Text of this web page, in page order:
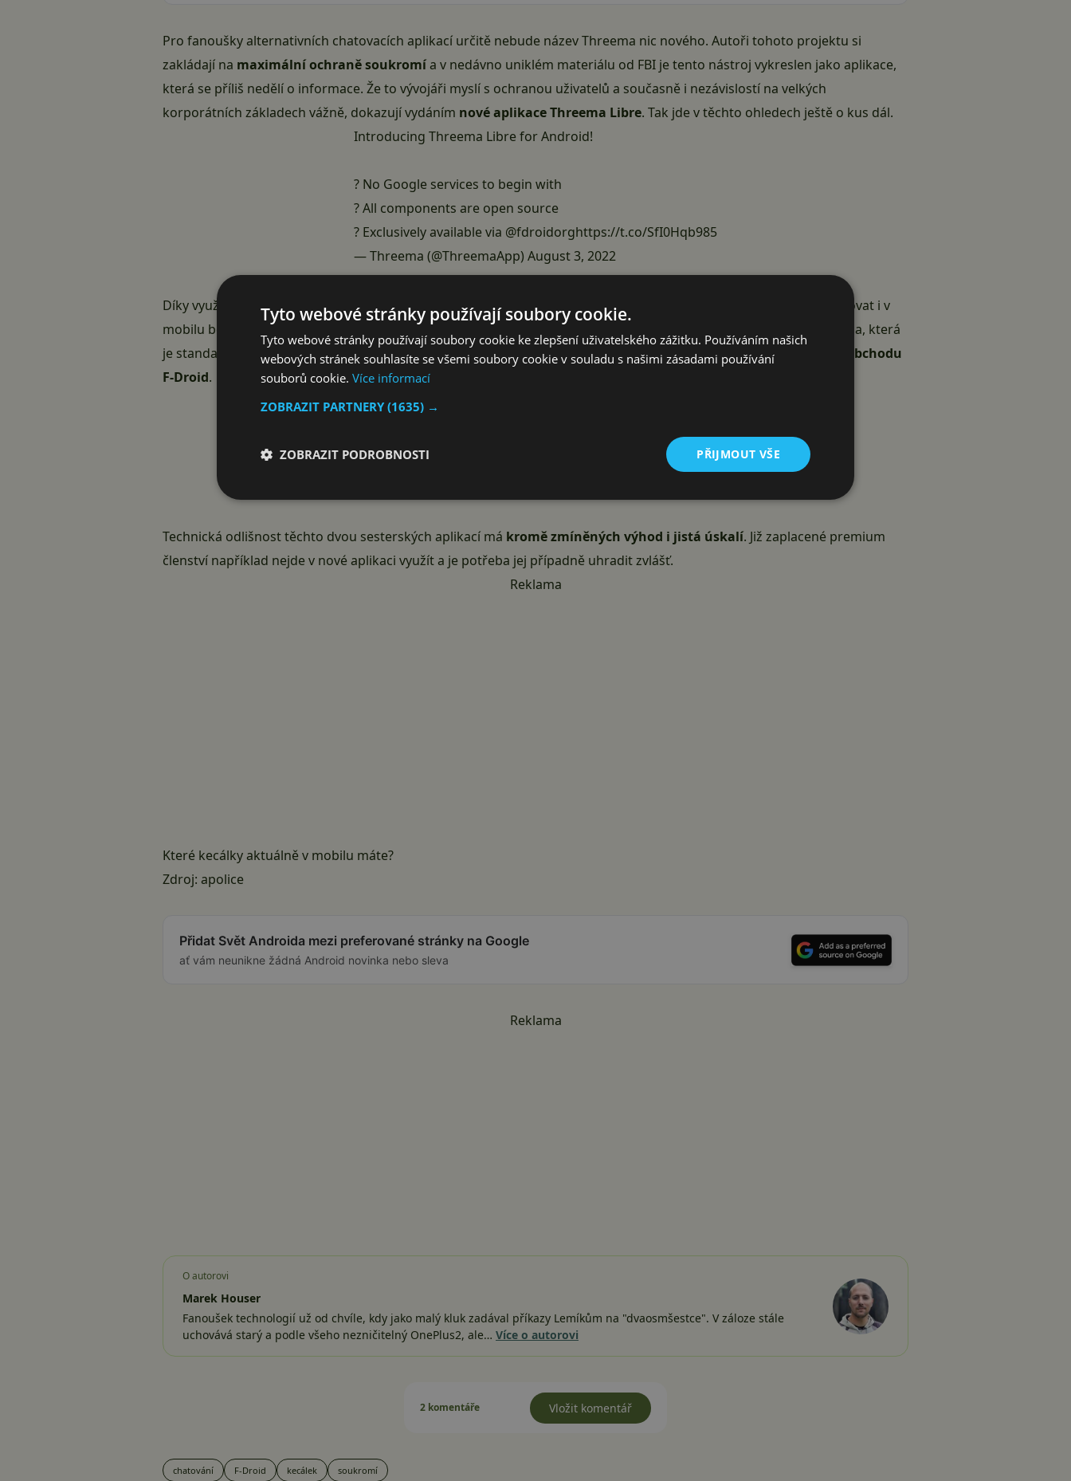
Pro fanoušky alternativních chatovacích aplikací určitě nebude název Threema nic nového. Autoři tohoto projektu si
zakládají na maximální ochraně soukromía v nedávno uniklém materiálu od FBI je tento nástroj vykreslen jako aplikace,
která se příliš nedělí o informace. Že to vývojáři myslí s ochranou uživatelů a současně i nezávislostí na velkých
korporátních základech vážně, dokazují vydáním nové aplikace Threema Libre. Tak jde v těchto ohledech ještě o kus dál.
Introducing Threema Libre for Android!
? No Google services to begin with
? All components are open source
? Exclusively available via @fdroidorghttps://t.co/SfI0Hqb985
— Threema (@ThreemaApp) August 3, 2022
Díky využití Threema Push, nezávislého systému pro odesílání notifikací, je aplikace schopná bezproblémově fungovat i v
mobilu bez Google mobilních služeb (GMS) či jiných proprietárních součástí. Tím se liší od klasické aplikace Threema, která
je standardně ke stažení přes Obchod Google Play. Oproti tomu Threema Libre se dástáhnout z alternativního obchodu
F-Droid.
Threema GmbH
Instalovat (€6.49)
Google Play
Technická odlišnost těchto dvou sesterských aplikací má kromě zmíněných výhod i jistá úskalí. Již zaplacené premium
členství například nejde v nové aplikaci využít a je potřeba jej případně uhradit zvlášť.
Reklama
Které kecálky aktuálně v mobilu máte?
Zdroj: apolice
Přidat Svět Androida mezi preferované stránky na Google
ať vám neunikne žádná Android novinka nebo sleva
Reklama
O autorovi
Marek Houser
Fanoušek technologií už od chvíle, kdy jako malý kluk zadával příkazy Lemíkům na "dvaosmšestce". V záloze stále
uchovává starý a podle všeho nezničitelný OnePlus2, ale… Více o autorovi
2 komentáře Vložit komentář
chatování F-Droid kecálek soukromí
Tyto webové stránky používají soubory cookie.
Tyto webové stránky používají soubory cookie ke zlepšení uživatelského zážitku. Používáním našich
webových stránek souhlasíte se všemi soubory cookie v souladu s našimi zásadami používání
souborů cookie. Více informací
ZOBRAZIT PARTNERY(1635) →
PŘIJMOUT VŠE
ZOBRAZIT PODROBNOSTI